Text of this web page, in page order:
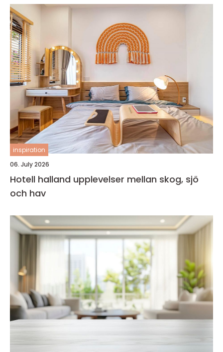
inspiration
06. July 2026
Hotell halland upplevelser mellan skog, sjö
och hav